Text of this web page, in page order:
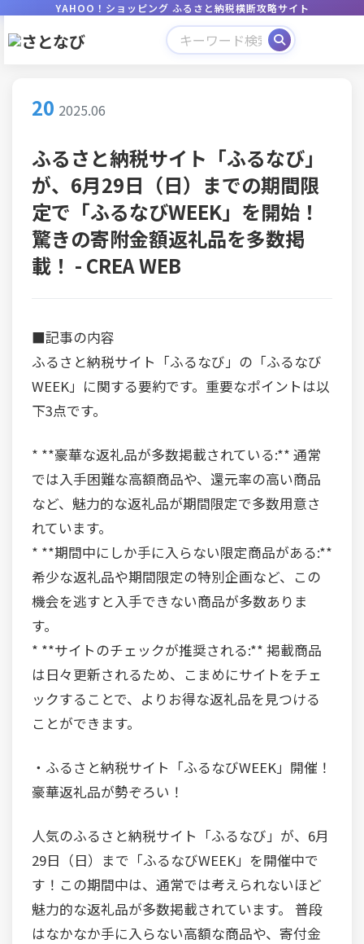
YAHOO！ショッピング ふるさと納税横断攻略サイト
20 2025.06
ふるさと納税サイト「ふるなび」
が、6月29日（日）までの期間限
定で「ふるなびWEEK」を開始！
驚きの寄附金額返礼品を多数掲
載！ - CREA WEB
■記事の内容
ふるさと納税サイト「ふるなび」の「ふるなび
WEEK」に関する要約です。重要なポイントは以
下3点です。
* **豪華な返礼品が多数掲載されている:** 通常
では入手困難な高額商品や、還元率の高い商品
など、魅力的な返礼品が期間限定で多数用意さ
れています。
* **期間中にしか手に入らない限定商品がある:**
希少な返礼品や期間限定の特別企画など、この
機会を逃すと入手できない商品が多数ありま
す。
* **サイトのチェックが推奨される:** 掲載商品
は日々更新されるため、こまめにサイトをチェ
ックすることで、よりお得な返礼品を見つける
ことができます。
・ふるさと納税サイト「ふるなびWEEK」開催！
豪華返礼品が勢ぞろい！
人気のふるさと納税サイト「ふるなび」が、6月
29日（日）まで「ふるなびWEEK」を開催中で
す！この期間中は、通常では考えられないほど
魅力的な返礼品が多数掲載されています。 普段
はなかなか手に入らない高額な商品や、寄付金